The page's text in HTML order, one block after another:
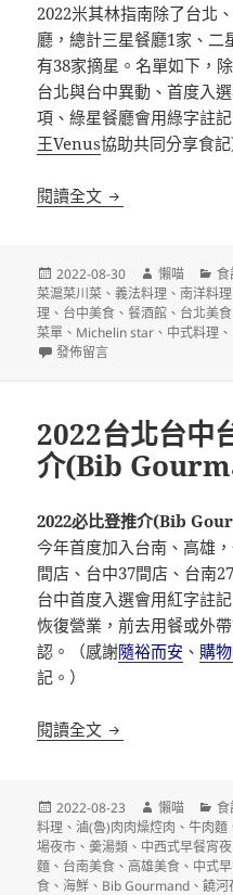
2022米其林指南除了台北
廳，總計三星餐廳1家、二
有38家摘星。名單如下，
台北與台中異動、首度入
項、綠星餐廳會用綠字註
王Venus協助共同分享食
閱讀全文 2022台北台中台
發
佈
日
期:
2022-08-30
作
者
懶喵
分
類
菜滬菜川菜 、義法料理 、南洋料理
理 、 台中美食 、餐酒館 、 台北美食
菜單 、 Michelin star 、 中式料理 、
在〈2022台北台中台南高雄米
發佈留言
2022台北台中
介(Bib
2022必比登推介(Bib
今年首度加入台南、高雄
間店、台中37間店、台南
台中首度入選會用紅字註
恢復營業，前去用餐或外
認。（感謝隨裕而安 、 購
記。）
閱讀全文 2022台北台中
發
佈
日
期:
2022-08-23
作
者
懶喵
分
類
料理 、滷(魯)肉肉燥焢肉 、牛肉麵
場夜市 、羮湯類 、 中西式早餐宵夜
麵 、 台南美食 、高雄美食 、 中式
食 、海鮮 、 Bib Gourmand 、饒河